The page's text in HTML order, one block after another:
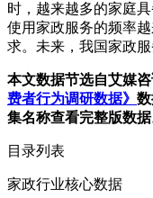
时，越来越多的家庭
使用家政服务的频率
求。未来，我国家政
本文数据节选自艾媒
费者行为调研数据》
集名称查看完整版数据
目录列表
家政行业核心数据